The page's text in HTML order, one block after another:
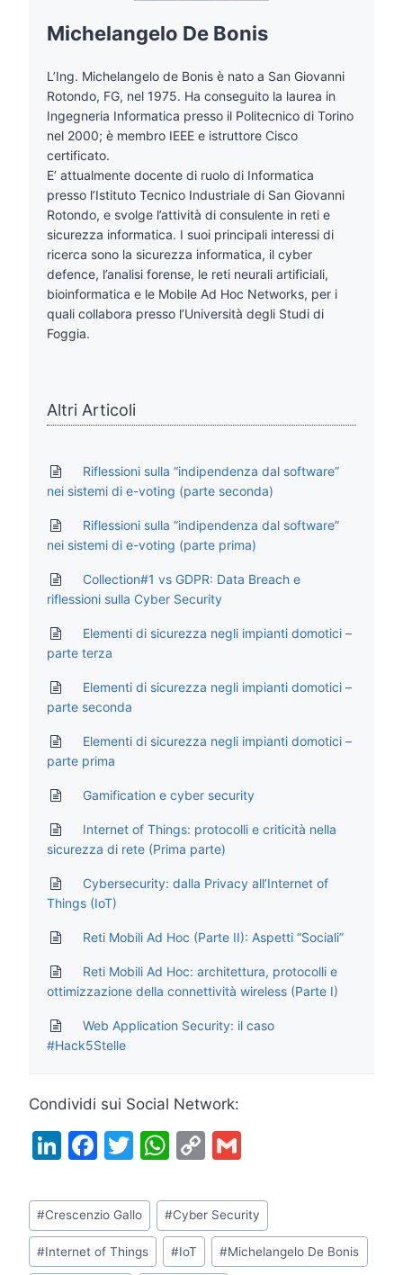
Michelangelo De Bonis
L’Ing. Michelangelo de Bonis è nato a San Giovanni
Rotondo, FG, nel 1975. Ha conseguito la laurea in
Ingegneria Informatica presso il Politecnico di Torino
nel 2000; è membro IEEE e istruttore Cisco
certificato.
E’ attualmente docente di ruolo di Informatica
presso l’Istituto Tecnico Industriale di San Giovanni
Rotondo, e svolge l’attività di consulente in reti e
sicurezza informatica. I suoi principali interessi di
ricerca sono la sicurezza informatica, il cyber
defence, l’analisi forense, le reti neurali artificiali,
bioinformatica e le Mobile Ad Hoc Networks, per i
quali collabora presso l’Università degli Studi di
Foggia.
Altri Articoli
Riflessioni sulla “indipendenza dal software”
nei sistemi di e-voting (parte seconda)
Riflessioni sulla “indipendenza dal software”
nei sistemi di e-voting (parte prima)
Collection#1 vs GDPR: Data Breach e
riflessioni sulla Cyber Security
Elementi di sicurezza negli impianti domotici –
parte terza
Elementi di sicurezza negli impianti domotici –
parte seconda
Elementi di sicurezza negli impianti domotici –
parte prima
Gamification e cyber security
Internet of Things: protocolli e criticità nella
sicurezza di rete (Prima parte)
Cybersecurity: dalla Privacy all’Internet of
Things (IoT)
Reti Mobili Ad Hoc (Parte II): Aspetti “Sociali”
Reti Mobili Ad Hoc: architettura, protocolli e
ottimizzazione della connettività wireless (Parte I)
Web Application Security: il caso
#Hack5Stelle
Condividi sui Social Network:
Li
k
e
dI
F
c
e
b
T
itt
er
W
at
s
A
C
p
y
Li
ai
l
Tag
articolo:
#Crescenzio Gallo #Cyber Security
#Internet of Things #IoT #Michelangelo De Bonis